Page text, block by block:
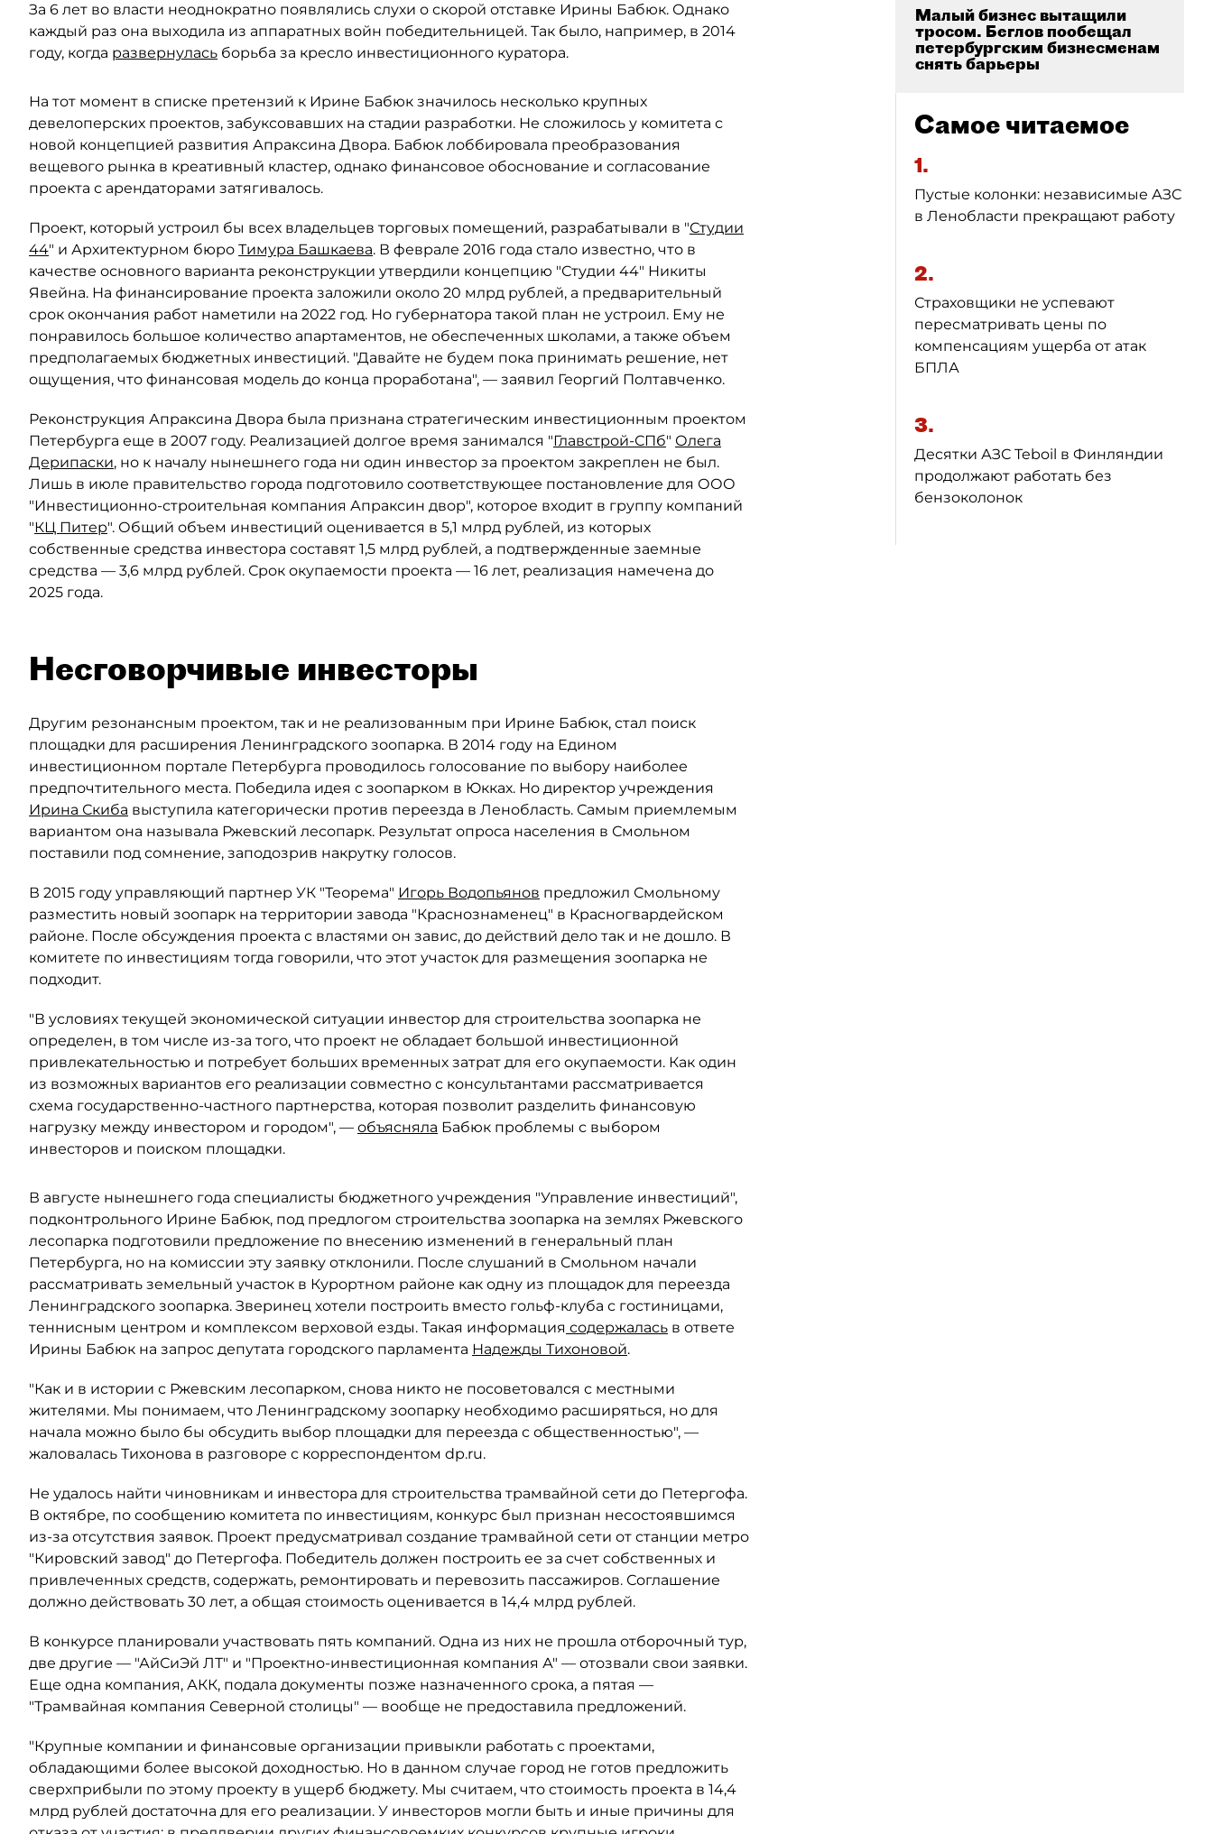
За 6 лет во власти неоднократно появлялись слухи о скорой отставке Ирины Бабюк. Однако
каждый раз она выходила из аппаратных войн победительницей. Так было, например, в 2014
году, когда развернулась борьба за кресло инвестиционного куратора.
На тот момент в списке претензий к Ирине Бабюк значилось несколько крупных
девелоперских проектов, забуксовавших на стадии разработки. Не сложилось у комитета с
новой концепцией развития Апраксина Двора. Бабюк лоббировала преобразования
вещевого рынка в креативный кластер, однако финансовое обоснование и согласование
проекта с арендаторами затягивалось.
Проект, который устроил бы всех владельцев торговых помещений, разрабатывали в "Студии
44" и Архитектурном бюро Тимура Башкаева. В феврале 2016 года стало известно, что в
качестве основного варианта реконструкции утвердили концепцию "Студии 44" Никиты
Явейна. На финансирование проекта заложили около 20 млрд рублей, а предварительный
срок окончания работ наметили на 2022 год. Но губернатора такой план не устроил. Ему не
понравилось большое количество апартаментов, не обеспеченных школами, а также объем
предполагаемых бюджетных инвестиций. "Давайте не будем пока принимать решение, нет
ощущения, что финансовая модель до конца проработана", — заявил Георгий Полтавченко.
Реконструкция Апраксина Двора была признана стратегическим инвестиционным проектом
Петербурга еще в 2007 году. Реализацией долгое время занимался "Главстрой-СПб" Олега
Дерипаски, но к началу нынешнего года ни один инвестор за проектом закреплен не был.
Лишь в июле правительство города подготовило соответствующее постановление для ООО
"Инвестиционно-строительная компания Апраксин двор", которое входит в группу компаний
"КЦ Питер". Общий объем инвестиций оценивается в 5,1 млрд рублей, из которых
собственные средства инвестора составят 1,5 млрд рублей, а подтвержденные заемные
средства — 3,6 млрд рублей. Срок окупаемости проекта — 16 лет, реализация намечена до
2025 года.
Несговорчивые инвесторы
Другим резонансным проектом, так и не реализованным при Ирине Бабюк, стал поиск
площадки для расширения Ленинградского зоопарка. В 2014 году на Едином
инвестиционном портале Петербурга проводилось голосование по выбору наиболее
предпочтительного места. Победила идея с зоопарком в Юкках. Но директор учреждения
Ирина Скиба выступила категорически против переезда в Ленобласть. Самым приемлемым
вариантом она называла Ржевский лесопарк. Результат опроса населения в Смольном
поставили под сомнение, заподозрив накрутку голосов.
В 2015 году управляющий партнер УК "Теорема" Игорь Водопьянов предложил Смольному
разместить новый зоопарк на территории завода "Краснознаменец" в Красногвардейском
районе. После обсуждения проекта с властями он завис, до действий дело так и не дошло. В
комитете по инвестициям тогда говорили, что этот участок для размещения зоопарка не
подходит.
"В условиях текущей экономической ситуации инвестор для строительства зоопарка не
определен, в том числе из-за того, что проект не обладает большой инвестиционной
привлекательностью и потребует больших временных затрат для его окупаемости. Как один
из возможных вариантов его реализации совместно с консультантами рассматривается
схема государственно-частного партнерства, которая позволит разделить финансовую
нагрузку между инвестором и городом", — объясняла Бабюк проблемы с выбором
инвесторов и поиском площадки.
В августе нынешнего года специалисты бюджетного учреждения "Управление инвестиций",
подконтрольного Ирине Бабюк, под предлогом строительства зоопарка на землях Ржевского
лесопарка подготовили предложение по внесению изменений в генеральный план
Петербурга, но на комиссии эту заявку отклонили. После слушаний в Смольном начали
рассматривать земельный участок в Курортном районе как одну из площадок для переезда
Ленинградского зоопарка. Зверинец хотели построить вместо гольф-клуба с гостиницами,
теннисным центром и комплексом верховой езды. Такая информация содержалась в ответе
Ирины Бабюк на запрос депутата городского парламента Надежды Тихоновой.
"Как и в истории с Ржевским лесопарком, снова никто не посоветовался с местными
жителями. Мы понимаем, что Ленинградскому зоопарку необходимо расширяться, но для
начала можно было бы обсудить выбор площадки для переезда с общественностью", —
жаловалась Тихонова в разговоре с корреспондентом dp.ru.
Не удалось найти чиновникам и инвестора для строительства трамвайной сети до Петергофа.
В октябре, по сообщению комитета по инвестициям, конкурс был признан несостоявшимся
из-за отсутствия заявок. Проект предусматривал создание трамвайной сети от станции метро
"Кировский завод" до Петергофа. Победитель должен построить ее за счет собственных и
привлеченных средств, содержать, ремонтировать и перевозить пассажиров. Соглашение
должно действовать 30 лет, а общая стоимость оценивается в 14,4 млрд рублей.
В конкурсе планировали участвовать пять компаний. Одна из них не прошла отборочный тур,
две другие — "АйСиЭй ЛТ" и "Проектно-инвестиционная компания А" — отозвали свои заявки.
Еще одна компания, АКК, подала документы позже назначенного срока, а пятая —
"Трамвайная компания Северной столицы" — вообще не предоставила предложений.
"Крупные компании и финансовые организации привыкли работать с проектами,
обладающими более высокой доходностью. Но в данном случае город не готов предложить
сверхприбыли по этому проекту в ущерб бюджету. Мы считаем, что стоимость проекта в 14,4
млрд рублей достаточна для его реализации. У инвесторов могли быть и иные причины для
Малый бизнес вытащили
тросом. Беглов пообещал
петербургским бизнесменам
снять барьеры
Самое читаемое
1.
Пустые колонки: независимые АЗС
в Ленобласти прекращают работу
2.
Страховщики не успевают
пересматривать цены по
компенсациям ущерба от атак
БПЛА
3.
Десятки АЗС Teboil в Финляндии
продолжают работать без
бензоколонок